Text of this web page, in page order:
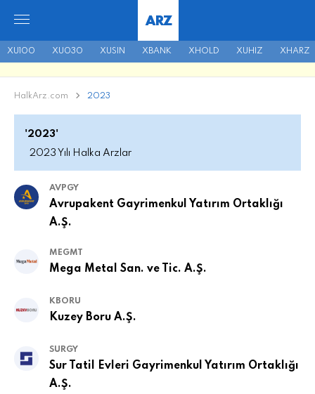
XU100 XU030 XUSIN XBANK XHOLD XUHIZ XHARZ
ARZ
HalkArz.com 2023
'2023'
2023 Yılı Halka Arzlar
AVPGY
Avrupakent Gayrimenkul Yatırım Ortaklığı
A.Ş.
MEGMT
Mega Metal San. ve Tic. A.Ş.
KBORU
Kuzey Boru A.Ş.
SURGY
Sur Tatil Evleri Gayrimenkul Yatırım Ortaklığı
A.Ş.